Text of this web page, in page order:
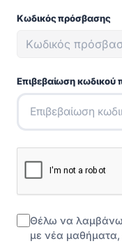
Κωδικός πρόσβασης
Επιβεβαίωση κωδικού
Θέλω να λαμβάνω
με νέα μαθήματα,